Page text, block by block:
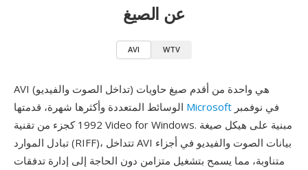
عن الصيغ
AVI WTV
AVI (تداخل الصوت والفيديو) هي واحدة من أقدم صيغ حاويات
Microsoft
1992 كجزء من تقنية Video for Windows. مبنية على هيكل صيغة
تبادل الموارد (RIFF)، تتداخل AVI بيانات الصوت والفيديو في أجزاء
متناوبة، مما يسمح بتشغيل متزامن دون الحاجة إلى إدارة تدفقات